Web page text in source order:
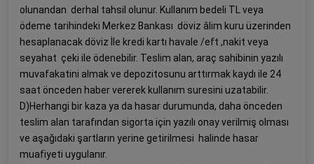
olunandan derhal tahsil olunur. Kullanım bedeli TL veya
ödeme tarihindeki Merkez Bankası döviz âlim kuru üzerinden
hesaplanacak döviz İle kredi kartı havale /eft ,nakit veya
seyahat çeki ile ödenebilir. Teslim alan, araç sahibinin yazılı
muvafakatini almak ve depozitosunu arttırmak kaydı ile 24
saat önceden haber vererek kullanım suresini uzatabilir.
D)Herhangi bir kaza ya da hasar durumunda, daha önceden
teslim alan tarafından sigorta için yazılı onay verilmiş olması
ve aşağıdaki şartların yerine getirilmesi halinde hasar
muafiyeti uygulanır.